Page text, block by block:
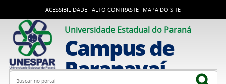
ACESSIBILIDADE ALTO CONTRASTE MAPA DO SITE
Universidade Estadual do Paraná
Campus de
Paranavaí
Busca